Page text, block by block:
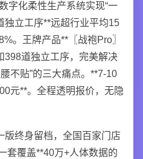
字化柔性生产系统实现“一
独立工序**远超行业平均15
。王牌产品**〖战袍Pro〗
398道独立工序，完美解决
不贴”的三大痛点。**7-10
元**。全程透明报价，无隐
终身留档，全国百家门店
套覆盖**40万+人体数据的